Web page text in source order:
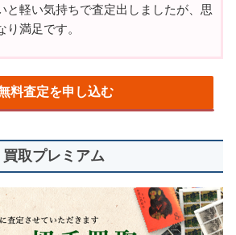
と軽い気持ちで査定出しましたが、思
満足です。
料査定を申し込む
取プレミアム